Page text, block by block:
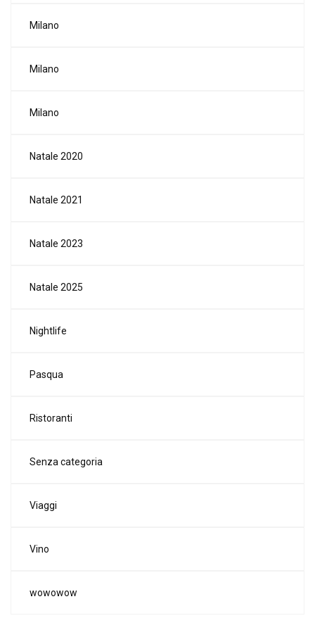
Milano
Milano
Milano
Natale 2020
Natale 2021
Natale 2023
Natale 2025
Nightlife
Pasqua
Ristoranti
Senza categoria
Viaggi
Vino
wowowow